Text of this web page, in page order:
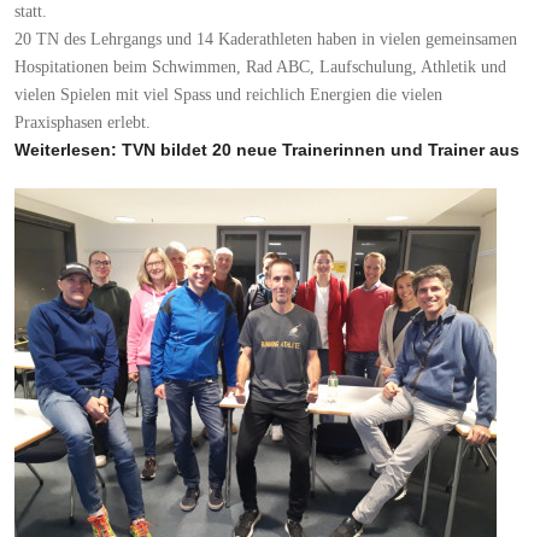
statt.
20 TN des Lehrgangs und 14 Kaderathleten haben in vielen gemeinsamen
Hospitationen beim Schwimmen, Rad ABC, Laufschulung, Athletik und
vielen Spielen mit viel Spass und reichlich Energien die vielen
Praxisphasen erlebt.
Weiterlesen: TVN bildet 20 neue Trainerinnen und Trainer aus